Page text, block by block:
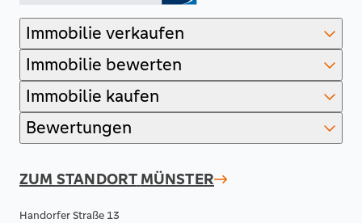
Immobilie verkaufen
Immobilie bewerten
Immobilie kaufen
Bewertungen
ZUM STANDORT MÜNSTER
Handorfer Straße 13